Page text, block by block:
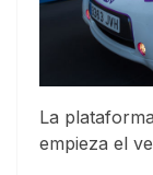
La
empieza el